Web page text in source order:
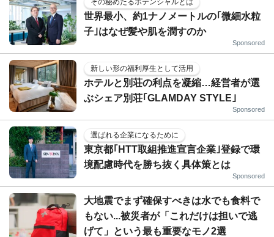
世界最小、約1ナノメートルの｢微細水粒
子｣はなぜ髪や肌を潤すのか
Sponsored
新しい形の福利厚生として活用
ホテルと別荘の利点を凝縮…経営者が選
ぶシェア別荘｢GLAMDAY STYLE｣
Sponsored
選ばれる企業になるために
東京都｢HTT取組推進宣言企業｣登録で環
境配慮時代を勝ち抜く具体策とは
Sponsored
大地震でまず確保すべきは水でも食料で
もない...被災者が「これだけは担いで逃
げて」という最も重要なモノ2選